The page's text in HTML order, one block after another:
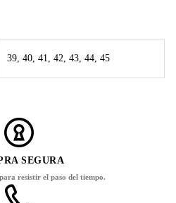
39, 40, 41, 42, 43, 44, 45
SEGURA
resistir el paso del tiempo.